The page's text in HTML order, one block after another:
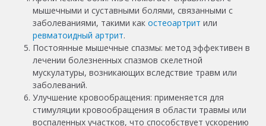
мышечными и суставными болями, связанными с
заболеваниями, такими как остеоартрит или
ревматоидный артрит.
Постоянные мышечные спазмы: метод эффективен в
лечении болезненных спазмов скелетной
мускулатуры, возникающих вследствие травм или
заболеваний.
Улучшение кровообращения: применяется для
стимуляции кровообращения в области травмы или
воспаленных участков, что способствует ускорению